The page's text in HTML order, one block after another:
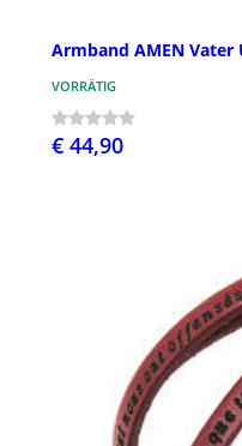
Armband AMEN
VORRÄTIG
€ 44,90